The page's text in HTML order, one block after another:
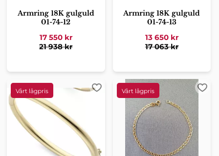
Armring 18K gulguld
01-74-12
17 550kr
21 938kr
Armring 18K gulguld
01-74-13
13 650kr
17 063kr
Lägg till i favoriter